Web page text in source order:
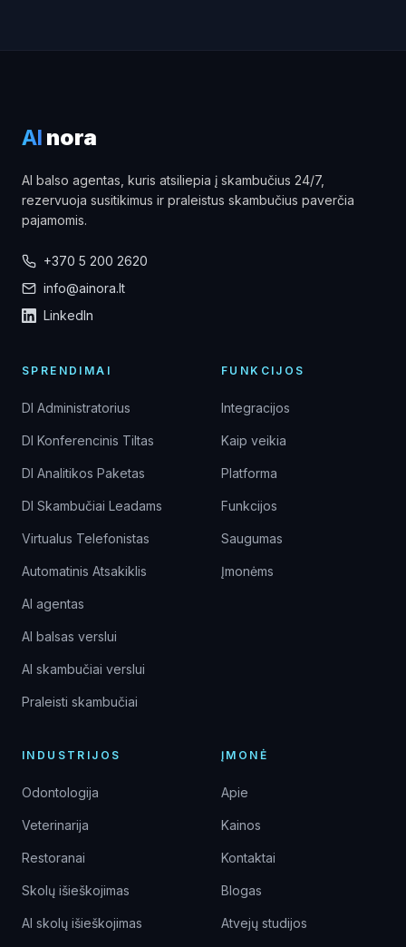
AI nora
AI balso agentas, kuris atsiliepia į skambučius 24/7,
rezervuoja susitikimus ir praleistus skambučius paverčia
pajamomis.
+370 5 200 2620
info@ainora.lt
LinkedIn
SPRENDIMAI
DI Administratorius
DI Konferencinis Tiltas
DI Analitikos Paketas
DI Skambučiai Leadams
Virtualus Telefonistas
Automatinis Atsakiklis
AI agentas
AI balsas verslui
AI skambučiai verslui
Praleisti skambučiai
FUNKCIJOS
Integracijos
Kaip veikia
Platforma
Funkcijos
Saugumas
Įmonėms
INDUSTRIJOS
Odontologija
Veterinarija
Restoranai
Skolų išieškojimas
AI skolų išieškojimas
ĮMONĖ
Apie
Kainos
Kontaktai
Blogas
Atvejų studijos